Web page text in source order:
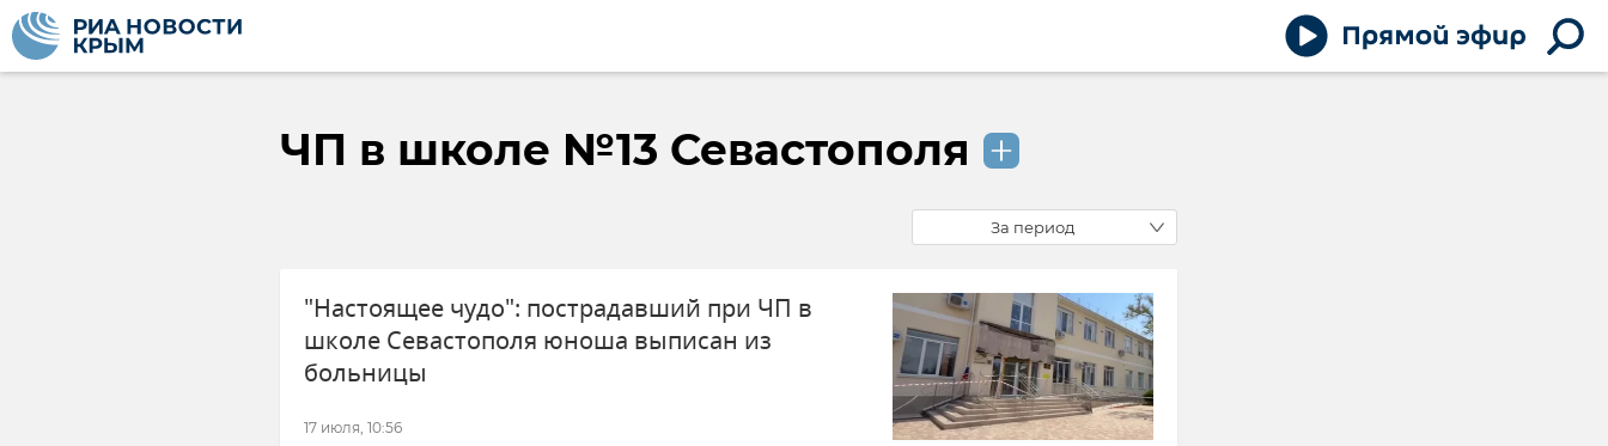
ЧП в школе №13 Севастополя
За период
"Настоящее чудо": пострадавший при ЧП в
школе Севастополя юноша выписан из
больницы
17 июля, 10:56